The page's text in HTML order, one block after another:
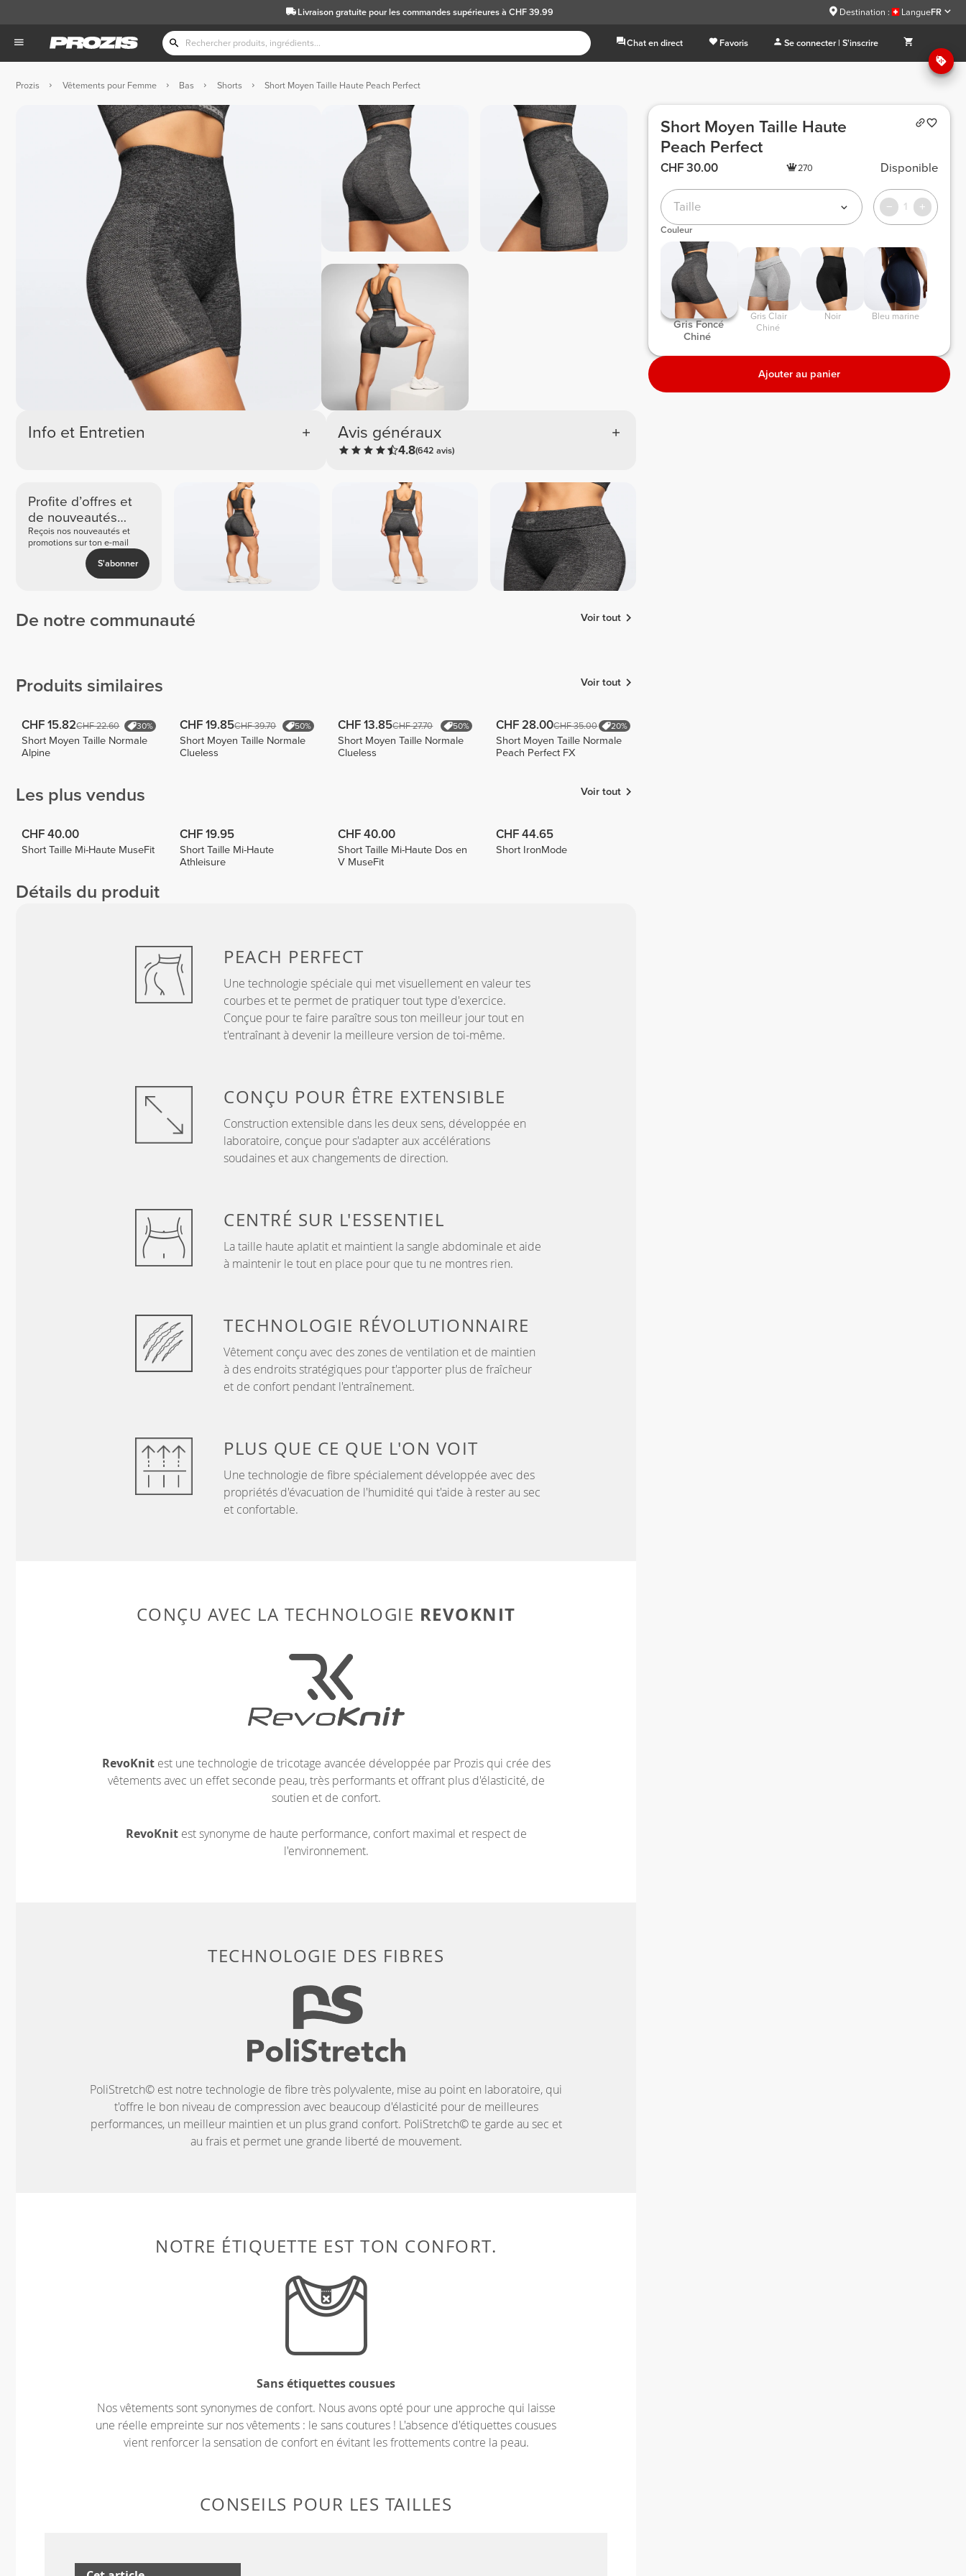
Livraison gratuitepour les commandes supérieures à CHF 39.99 Destination : LangueFR
Chat en direct Favoris Se connecter | S'inscrire
Prozis Vêtements pour Femme Bas Shorts Short Moyen Taille Haute Peach Perfect
Info et Entretien Avis généraux
4.8(642 avis)
Profite d’offres et
de nouveautés
exclusives
Reçois nos nouveautés et
promotions sur ton e-mail
S'abonner
De notre communauté Voir tout
Produits similaires Voir tout
CHF 15.82CHF 22.60 30%
Short Moyen Taille Normale
Alpine
CHF 19.85CHF 39.70 50%
Short Moyen Taille Normale
Clueless
CHF 13.85CHF 27.70 50%
Short Moyen Taille Normale
Clueless
CHF 28.00CHF 35.00 20%
Short Moyen Taille Normale
Peach Perfect FX
Les plus vendus Voir tout
CHF 40.00
Short Taille Mi-Haute MuseFit
CHF 19.95
Short Taille Mi-Haute
Athleisure
CHF 40.00
Short Taille Mi-Haute Dos en
V MuseFit
CHF 44.65
Short IronMode
Détails du produit
PEACH PERFECT
Une technologie spéciale qui met visuellement en valeur tes
courbes et te permet de pratiquer tout type d'exercice.
Conçue pour te faire paraître sous ton meilleur jour tout en
t'entraînant à devenir la meilleure version de toi-même.
CONÇU POUR ÊTRE EXTENSIBLE
Construction extensible dans les deux sens, développée en
laboratoire, conçue pour s'adapter aux accélérations
soudaines et aux changements de direction.
CENTRÉ SUR L'ESSENTIEL
La taille haute aplatit et maintient la sangle abdominale et aide
à maintenir le tout en place pour que tu ne montres rien.
TECHNOLOGIE RÉVOLUTIONNAIRE
Vêtement conçu avec des zones de ventilation et de maintien
à des endroits stratégiques pour t'apporter plus de fraîcheur
et de confort pendant l'entraînement.
PLUS QUE CE QUE L'ON VOIT
Une technologie de fibre spécialement développée avec des
propriétés d'évacuation de l'humidité qui t'aide à rester au sec
et confortable.
CONÇU AVEC LA TECHNOLOGIE REVOKNIT
RevoKnitest une technologie de tricotage avancée développée par Prozis qui crée des
vêtements avec un effet seconde peau, très performants et offrant plus d'élasticité, de
soutien et de confort.
RevoKnitest synonyme de haute performance, confort maximal et respect de
l'environnement.
TECHNOLOGIE DES FIBRES
PoliStretch© est notre technologie de fibre très polyvalente, mise au point en laboratoire, qui
t'offre le bon niveau de compression avec beaucoup d'élasticité pour de meilleures
performances, un meilleur maintien et un plus grand confort. PoliStretch© te garde au sec et
au frais et permet une grande liberté de mouvement.
NOTRE ÉTIQUETTE EST TON CONFORT.
Sans étiquettes cousues
Nos vêtements sont synonymes de confort. Nous avons opté pour une approche qui laisse
une réelle empreinte sur nos vêtements : le sans coutures ! L'absence d'étiquettes cousues
vient renforcer la sensation de confort en évitant les frottements contre la peau.
CONSEILS POUR LES TAILLES
Short Moyen Taille Haute
Peach Perfect
CHF 30.00 270 Disponible
Taille 1
Couleur
Gris Foncé
Chiné
Chiné
Noir Bleu marine
Ajouter au panier